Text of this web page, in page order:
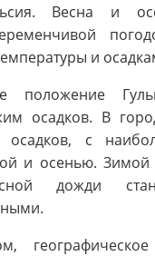
Весна и
и
положение
осадков. В
осадков, с
и осенью. Зимой
дожди